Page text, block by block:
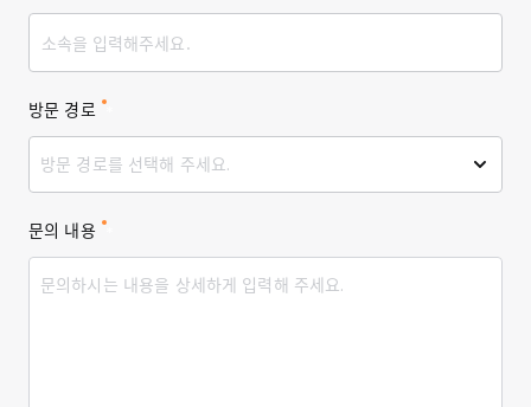
방문 경로
방문 경로를 선택해 주세요.
문의 내용